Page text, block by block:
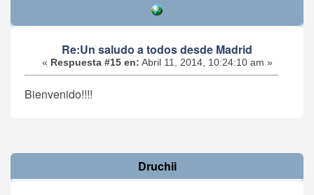
Re:Un saludo a todos desde Madrid
« Respuesta #15 en: Abril 11, 2014, 10:24:10 am »
Bienvenido!!!!
Druchii